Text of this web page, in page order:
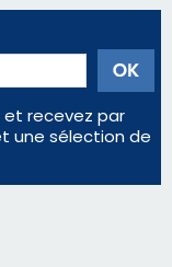
en urgence
par une
corses
vendeur de